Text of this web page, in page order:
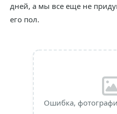
дней, а мы все еще не
его пол.
Ошибка,